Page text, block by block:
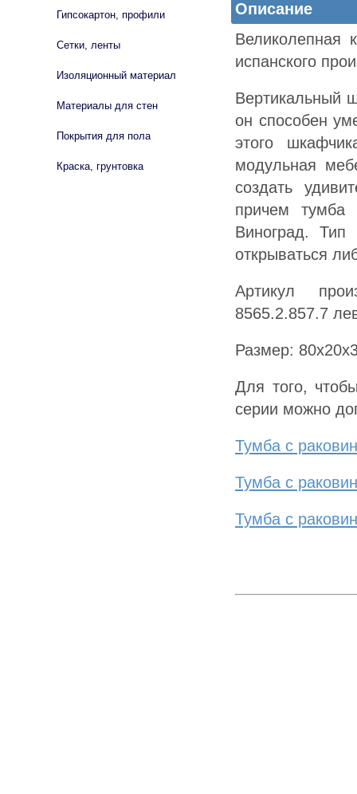
Описание
Великолепная
испанского
Вертикальный
он способен
этого
модульная
создать
причем тумба
Виноград.
открываться
Артикул
8565.2.857.7
Размер:
Для того,
серии можно
Тумба с
Тумба с
Тумба с
Гипсокартон, профили
Сетки, ленты
Изоляционный материал
Материалы для стен
Покрытия для пола
Краска, грунтовка